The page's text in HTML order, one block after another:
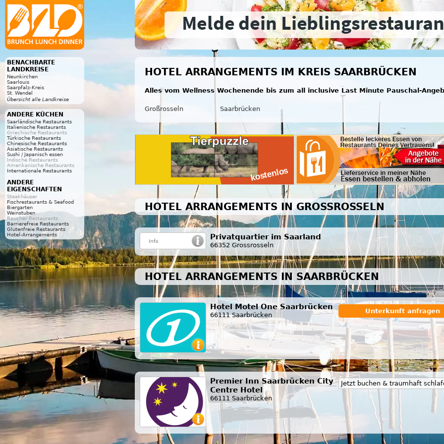
BENACHBARTE
LANDKREISE
Neunkirchen
Saarlouis
Saarpfalz-Kreis
St. Wendel
Übersicht alle Landkreise
ANDERE KÜCHEN
Saarländische Restaurants
Italienische Restaurants
Griechische Restaurants
Türkische Restaurants
Chinesische Restaurants
Asiatische Restaurants
Sushi / Japanisch essen
Indische Restaurants
Amerikanische Restaurants
Internationale Restaurants
ANDERE
EIGENSCHAFTEN
Steakhäuser
Fischrestaurants & Seafood
Biergarten
Weinstuben
Raucher Restaurants
Barrierefreie Restaurants
Glutenfreie Restaurants
Hotel-Arrangements
HOTEL ARRANGEMENTS IM KREIS SAARBRÜCKEN
Alles vom Wellness Wochenende bis zum all inclusive Last Minute Pauschal-
Großrosseln Saarbrücken
HOTEL ARRANGEMENTS IN GROSSROSSELN
Privatquartier im Saarland
66352 Grossrosseln
HOTEL ARRANGEMENTS IN SAARBRÜCKEN
Hotel Motel One Saarbrücken
66111 Saarbrücken
Unterkunft anfragen
Premier Inn Saarbrücken City
Centre Hotel
66111 Saarbrücken
Jetzt buchen & traumhaft